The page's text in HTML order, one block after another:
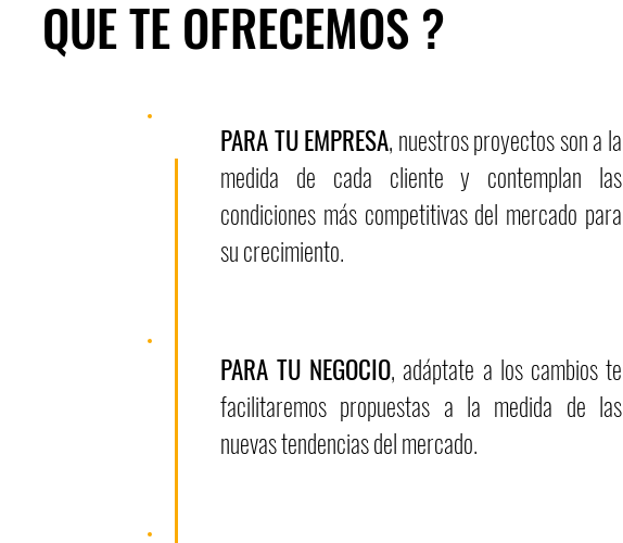
QUE TE OFRECEMOS ?
PARA TU EMPRESA, nuestros proyectos son a la
medida de cada cliente y contemplan las
condiciones más competitivas del mercado para
su crecimiento.
PARA TU NEGOCIO, adáptate a los cambios te
facilitaremos propuestas a la medida de las
nuevas tendencias del mercado.